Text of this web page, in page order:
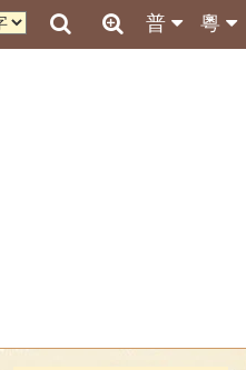
粵
普